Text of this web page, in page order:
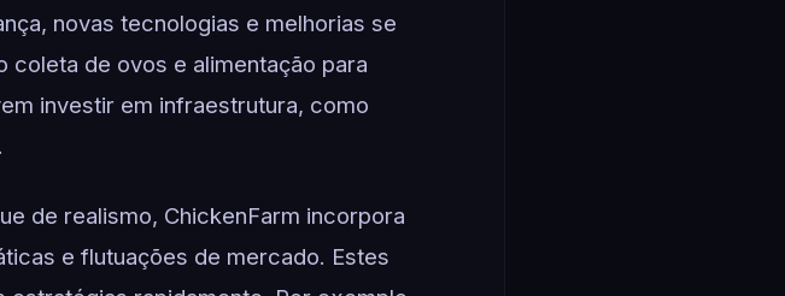
novas tecnologias e melhorias se
de ovos e alimentação para
investir em infraestrutura, como
de realismo, ChickenFarm incorpora
e flutuações de mercado. Estes